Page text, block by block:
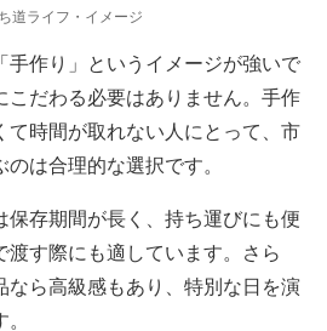
道ライフ・イメージ
手作り」というイメージが強いで
こだわる必要はありません。手作
て時間が取れない人にとって、市
は合理的な選択です。
保存期間が長く、持ち運びにも便
渡す際にも適しています。さら
なら高級感もあり、特別な日を演